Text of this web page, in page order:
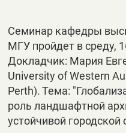
Семинар кафедры
МГУ пройдет в среду,
Докладчик: Мария
University of Western
Perth). Тема:
роль ландшафтной
устойчивой городской